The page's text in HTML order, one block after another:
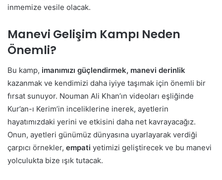
inmemize vesile olacak.
Manevi Gelişim Kampı Neden
Önemli?
Bu kamp, imanımızı güçlendirmek, manevi derinlik
kazanmak ve kendimizi daha iyiye taşımak için önemli bir
fırsat sunuyor. Nouman Ali Khan’ın videoları eşliğinde
Kur’an-ı Kerim’in inceliklerine inerek, ayetlerin
hayatımızdaki yerini ve etkisini daha net kavrayacağız.
Onun, ayetleri günümüz dünyasına uyarlayarak verdiği
çarpıcı örnekler, empati yetimizi geliştirecek ve bu manevi
yolculukta bize ışık tutacak.